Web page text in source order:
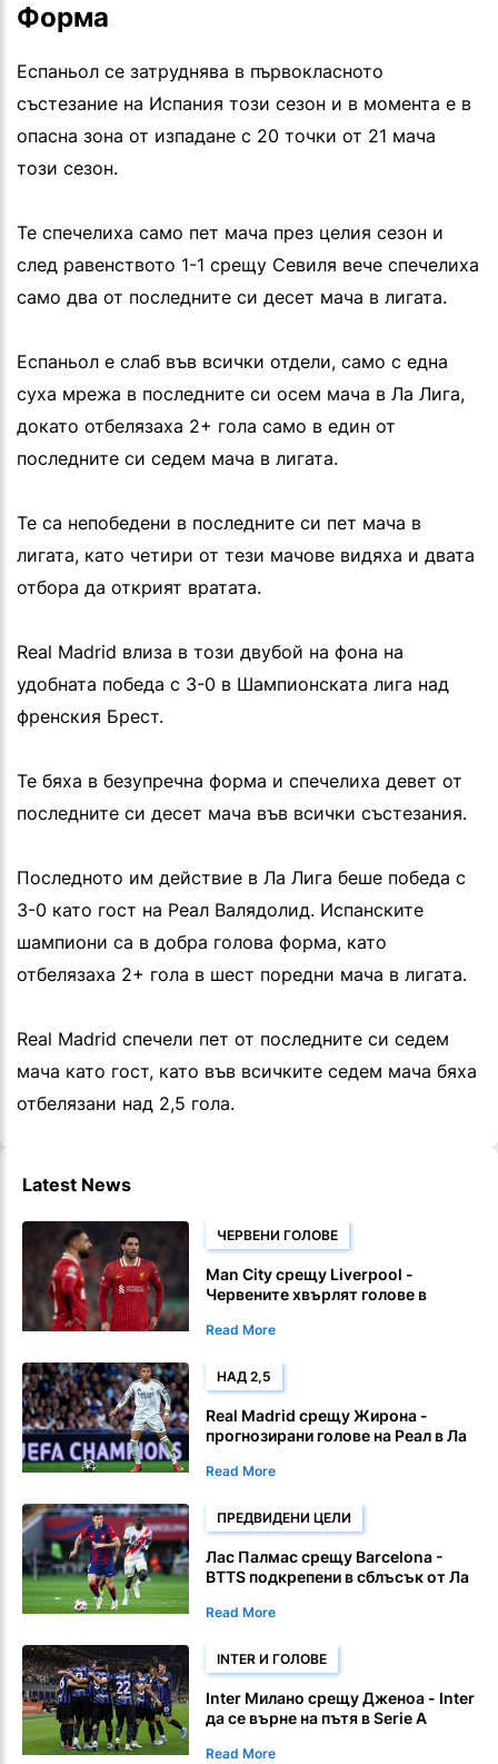
Форма
Еспаньол се затруднява в първокласното
състезание на Испания този сезон и в момента е в
опасна зона от изпадане с 20 точки от 21 мача
този сезон.
Те спечелиха само пет мача през целия сезон и
след равенството 1-1 срещу Севиля вече спечелиха
само два от последните си десет мача в лигата.
Еспаньол е слаб във всички отдели, само с една
суха мрежа в последните си осем мача в Ла Лига,
докато отбелязаха 2+ гола само в един от
последните си седем мача в лигата.
Те са непобедени в последните си пет мача в
лигата, като четири от тези мачове видяха и двата
отбора да открият вратата.
Real Madrid влиза в този двубой на фона на
удобната победа с 3-0 в Шампионската лига над
френския Брест.
Те бяха в безупречна форма и спечелиха девет от
последните си десет мача във всички състезания.
Последното им действие в Ла Лига беше победа с
3-0 като гост на Реал Валядолид. Испанските
шампиони са в добра голова форма, като
отбелязаха 2+ гола в шест поредни мача в лигата.
Real Madrid спечели пет от последните си седем
мача като гост, като във всичките седем мача бяха
отбелязани над 2,5 гола.
Latest News
ЧЕРВЕНИ ГОЛОВЕ
Man City срещу Liverpool -
Червените хвърлят голове в
Read More
НАД 2,5
Real Madrid срещу Жирона -
прогнозирани голове на Реал в Ла
Read More
ПРЕДВИДЕНИ ЦЕЛИ
Лас Палмас срещу Barcelona -
BTTS подкрепени в сблъсък от Ла
Read More
INTER И ГОЛОВЕ
Inter Милано срещу Дженоа - Inter
да се върне на пътя в Serie A
Read More